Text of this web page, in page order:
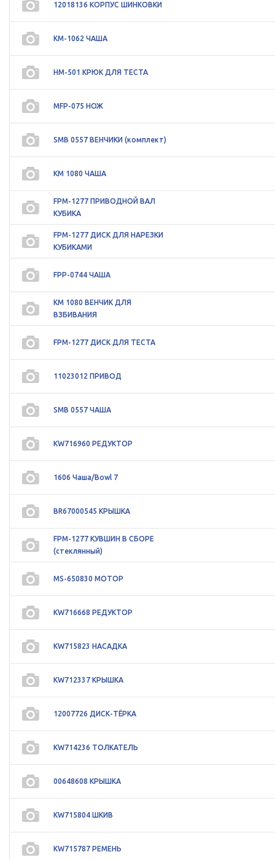
12018136 КОРПУС ШИНКОВКИ
KM-1062 ЧАША
HM-501 КРЮК ДЛЯ ТЕСТА
MFP-075 НОЖ
SMB 0557 ВЕНЧИКИ (комплект)
KM 1080 ЧАША
FPM-1277 ПРИВОДНОЙ ВАЛ
КУБИКА
FPM-1277 ДИСК ДЛЯ НАРЕЗКИ
КУБИКАМИ
FPP-0744 ЧАША
KM 1080 ВЕНЧИК ДЛЯ
ВЗБИВАНИЯ
FPM-1277 ДИСК ДЛЯ ТЕСТА
11023012 ПРИВОД
SMB 0557 ЧАША
KW716960 РЕДУКТОР
1606 Чаша/Bowl 7
BR67000545 КРЫШКА
FPM-1277 КУВШИН В СБОРЕ
(стеклянный)
MS-650830 МОТОР
KW716668 РЕДУКТОР
KW715823 НАСАДКА
KW712337 КРЫШКА
12007726 ДИСК-ТЁРКА
KW714236 ТОЛКАТЕЛЬ
00648608 КРЫШКА
KW715804 ШКИВ
KW715787 РЕМЕНЬ